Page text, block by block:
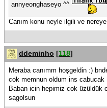
annyeonghaseyo ^^
Canım konu neyle ilgili ve
ddeminho [118]
Meraba canımm hoşgeldin :)
cok memnun oldum ins cabucak
Baban icin hepimiz cok üzüldük
sagolsun